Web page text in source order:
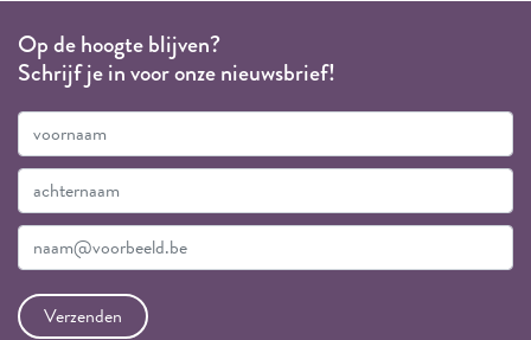
Op de hoogte blijven?
Schrijf je in voor onze nieuwsbrief!